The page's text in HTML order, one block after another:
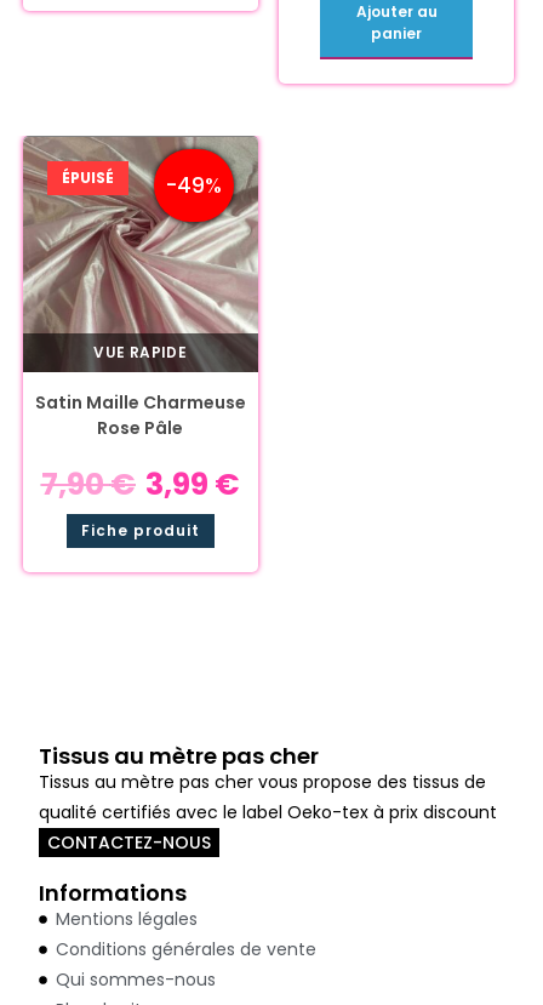
Ajouter au
panier
-49%
ÉPUISÉ
VUE RAPIDE
Satin Maille Charmeuse
Rose Pâle
7,90€ 3,99 €
Fiche produit
Tissus au mètre pas cher
Tissus au mètre pas cher vous propose des tissus de
qualité certifiés avec le label Oeko-tex à prix discount
CONTACTEZ-NOUS
Informations
Mentions légales
Conditions générales de vente
Qui sommes-nous